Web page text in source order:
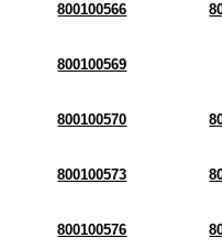
800100566
800100569
800100570
800100573
800100576